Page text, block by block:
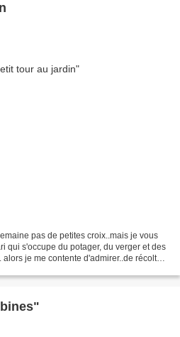
pas de petites croix..mais je vous
qui s'occupe du potager, du verger et des
je me contente d'admirer..de récolter